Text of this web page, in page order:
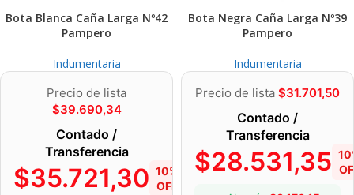
Bota Blanca Caña Larga Nº42
Pampero
Indumentaria
Precio de lista
$39.690,34
Contado /
Transferencia
$35.721,30 10%
OFF
Bota Negra Caña Larga Nº39
Pampero
Indumentaria
Precio de lista $31.701,50
Contado /
Transferencia
$28.531,35